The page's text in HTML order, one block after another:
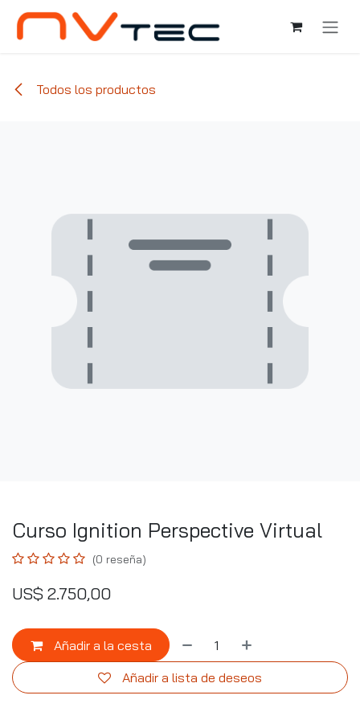
Ir al contenido
Todos los productos
Curso Ignition Perspective Virtual
(0 reseña)
US$ 2.750,00
Añadir a la cesta
Añadir a lista de deseos